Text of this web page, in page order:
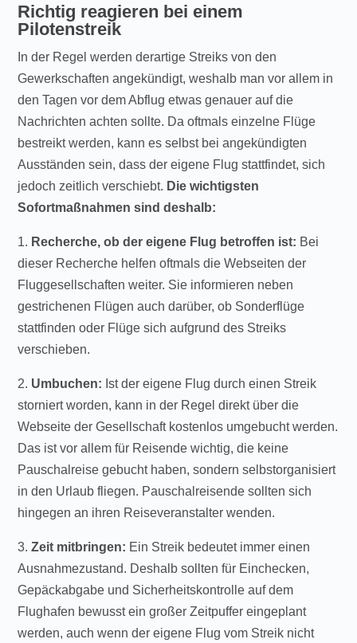
Richtig reagieren bei einem
Pilotenstreik
In der Regel werden derartige Streiks von den
Gewerkschaften angekündigt, weshalb man vor allem in
den Tagen vor dem Abflug etwas genauer auf die
Nachrichten achten sollte. Da oftmals einzelne Flüge
bestreikt werden, kann es selbst bei angekündigten
Ausständen sein, dass der eigene Flug stattfindet, sich
jedoch zeitlich verschiebt. Die wichtigsten
Sofortmaßnahmen sind deshalb:
1. Recherche, ob der eigene Flug betroffen ist: Bei
dieser Recherche helfen oftmals die Webseiten der
Fluggesellschaften weiter. Sie informieren neben
gestrichenen Flügen auch darüber, ob Sonderflüge
stattfinden oder Flüge sich aufgrund des Streiks
verschieben.
2. Umbuchen: Ist der eigene Flug durch einen Streik
storniert worden, kann in der Regel direkt über die
Webseite der Gesellschaft kostenlos umgebucht werden.
Das ist vor allem für Reisende wichtig, die keine
Pauschalreise gebucht haben, sondern selbstorganisiert
in den Urlaub fliegen. Pauschalreisende sollten sich
hingegen an ihren Reiseveranstalter wenden.
3. Zeit mitbringen: Ein Streik bedeutet immer einen
Ausnahmezustand. Deshalb sollten für Einchecken,
Gepäckabgabe und Sicherheitskontrolle auf dem
Flughafen bewusst ein großer Zeitpuffer eingeplant
werden, auch wenn der eigene Flug vom Streik nicht